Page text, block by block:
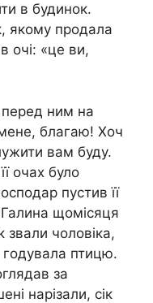
в будинок.
якому продала
очі: «це ви,
ним на
благаю! Хоч
вам буду.
очах було
пустив її
щомісяця
звали чоловіка,
птицю.
за
нарізали, сік